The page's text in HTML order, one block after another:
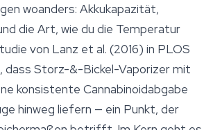
woanders: Akkukapazität,
die Art, wie du die Temperatur
von Lanz et al. (2016) in PLOS
Storz-&-Bickel-Vaporizermit
konsistente Cannabinoidabgabe
hinweg liefern — ein Punkt, der